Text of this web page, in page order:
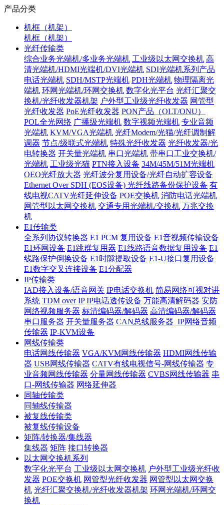
产品分类
机框（机架）
机框（机架）
光纤传输类
综合业务光端机/多业务光端机 工业级以太网交换机 高
清光端机/HDMI光端机/DVI光端机 SDI光端机系列产品
电话光端机 SDH/MSTP光端机 PDH光端机 物理隔离光
端机 环网光端机/环网交换机 数字化光平台 光纤汇聚交
换机/光纤收发器机架 户外型工业级光纤收发器 网管型
光纤收发器 PoE光纤收发器 PON产品（OLT/ONU）
POL全光网络 广播级光端机 数字视频光端机 专业音频
光端机 KVM/VGA光端机 光纤Modem/光猫/光纤调制解
调器 节点/级联式光端机 特殊光纤收发器 光纤收发器/光
电转换器 开关量光端机 串口光端机 带串口工业交换机/
光端机 工业级光猫 PTN接入设备 34M/45M/51M光端机
OEO光纤放大器 光纤波分复用设备/光纤自动扩容设备
Ethernet Over SDH (EOS设备) 光纤线路备份保护设备 有
线电视CATV光纤延伸设备 POE交换机 消防电话光端机
网管型以太网交换机 交通专用光端机/交换机 万兆交换
机
E1传输类
全系列协议转换器 E1 PCM 复用设备 E1音视频传输设备
E1环网设备 E1跳群复用器 E1线路语音数据复用设备 E1
线路保护倒换设备 E1时隙提取设备 E1-U接口复用设备
E1数字交叉连接设备 E1分配器
IP传输类
IAD接入设备/语音网关 IP电话交换机 简易网络可视对讲
系统 TDM over IP IP电话透传设备 万能高清解码器 安防
网络视频服务器 标清编码器/解码器 高清编码器/解码器
串口服务器 开关量服务器 CAN总线服务器 IP网络音频
传输器 IP-KVM设备
网线传输类
电话网线传输器 VGA/KVM网线传输器 HDMI网线传输
器 USB网线传输器 CATV有线电视信号-网线传输器 专
业音频网线传输器 分量网线传输器 CVBS网线传输器 串
口-网线传输器 网络延伸器
同轴传输类
同轴线传输器
被复线传输类
被复线传输设备
矩阵/转换器/集线器
集线器 矩阵 接口转换器
以太网交换机系列
数字化光平台 工业级以太网交换机 户外型工业级光纤收
发器 POE交换机 网管型光纤收发器 网管型以太网交换
机 光纤汇聚交换机/光纤收发器机架 环网光端机/环网交
换机